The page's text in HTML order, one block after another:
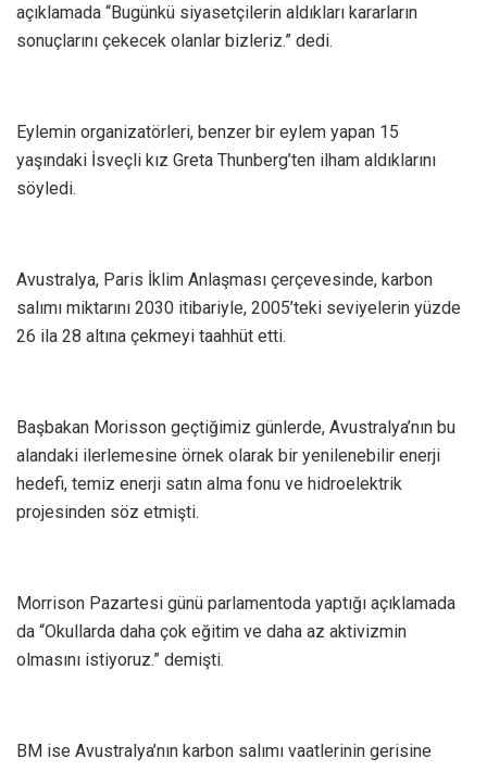
açıklamada “Bugünkü siyasetçilerin aldıkları kararların
sonuçlarını çekecek olanlar bizleriz.” dedi.
Eylemin organizatörleri, benzer bir eylem yapan 15
yaşındaki İsveçli kız Greta Thunberg’ten ilham aldıklarını
söyledi.
Avustralya, Paris İklim Anlaşması çerçevesinde, karbon
salımı miktarını 2030 itibariyle, 2005’teki seviyelerin yüzde
26 ila 28 altına çekmeyi taahhüt etti.
Başbakan Morisson geçtiğimiz günlerde, Avustralya’nın bu
alandaki ilerlemesine örnek olarak bir yenilenebilir enerji
hedefi, temiz enerji satın alma fonu ve hidroelektrik
projesinden söz etmişti.
Morrison Pazartesi günü parlamentoda yaptığı açıklamada
da “Okullarda daha çok eğitim ve daha az aktivizmin
olmasını istiyoruz.” demişti.
BM ise Avustralya’nın karbon salımı vaatlerinin gerisine